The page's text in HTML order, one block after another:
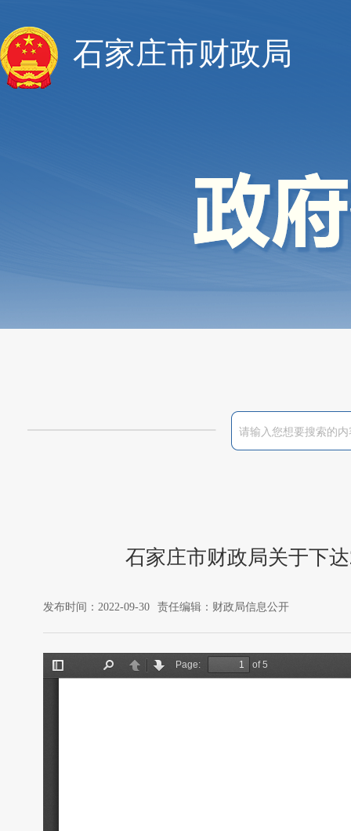
石家庄市财政局
石家庄市财政局关于下
发布时间：2022-09-30 责任编辑：财政局信息公开